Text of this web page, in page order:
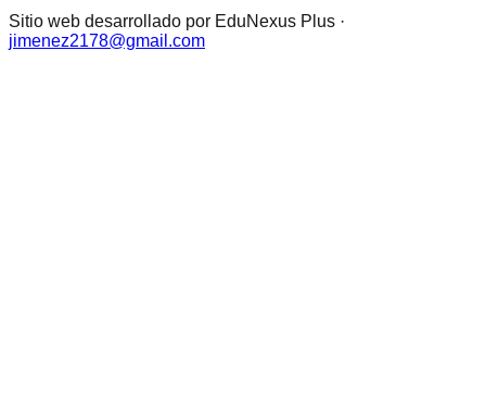
Sitio web desarrollado por EduNexus Plus ·
jimenez2178@gmail.com